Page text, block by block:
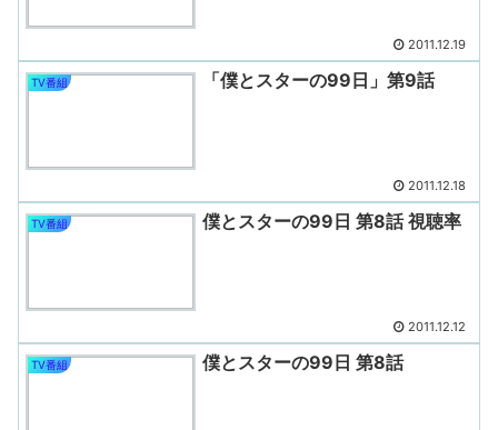
2011.12.19
TV番組 「僕とスターの99日」第9話
2011.12.18
TV番組 僕とスターの99日 第8話 視聴率
2011.12.12
TV番組 僕とスターの99日 第8話